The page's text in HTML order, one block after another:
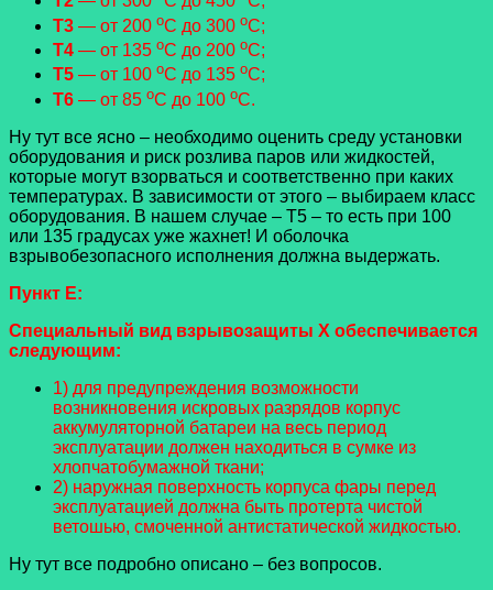
Т3 — от 200 oС до 300 oС;
Т4 — от 135 oС до 200 oС;
Т5 — от 100 oС до 135 oС;
Т6 — от 85 oС до 100 oС.
Ну тут все ясно – необходимо оценить среду установки
оборудования и риск розлива паров или жидкостей,
которые могут взорваться и соответственно при каких
температурах. В зависимости от этого – выбираем класс
оборудования. В нашем случае – Т5 – то есть при 100
или 135 градусах уже жахнет! И оболочка
взрывобезопасного исполнения должна выдержать.
Пункт Е:
Специальный вид взрывозащиты Х обеспечивается
следующим:
1) для предупреждения возможности
возникновения искровых разрядов корпус
аккумуляторной батареи на весь период
эксплуатации должен находиться в сумке из
хлопчатобумажной ткани;
2) наружная поверхность корпуса фары перед
эксплуатацией должна быть протерта чистой
ветошью, смоченной антистатической жидкостью.
Ну тут все подробно описано – без вопросов.